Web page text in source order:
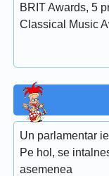
BRIT Awards, 5
Classical Music
Un parlamentar
Pe hol, se
asemenea